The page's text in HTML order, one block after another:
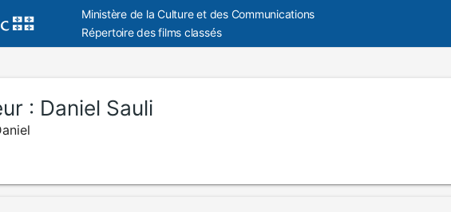
Ministère de la Culture et des Communications
Répertoire des films classés
: Daniel Sauli